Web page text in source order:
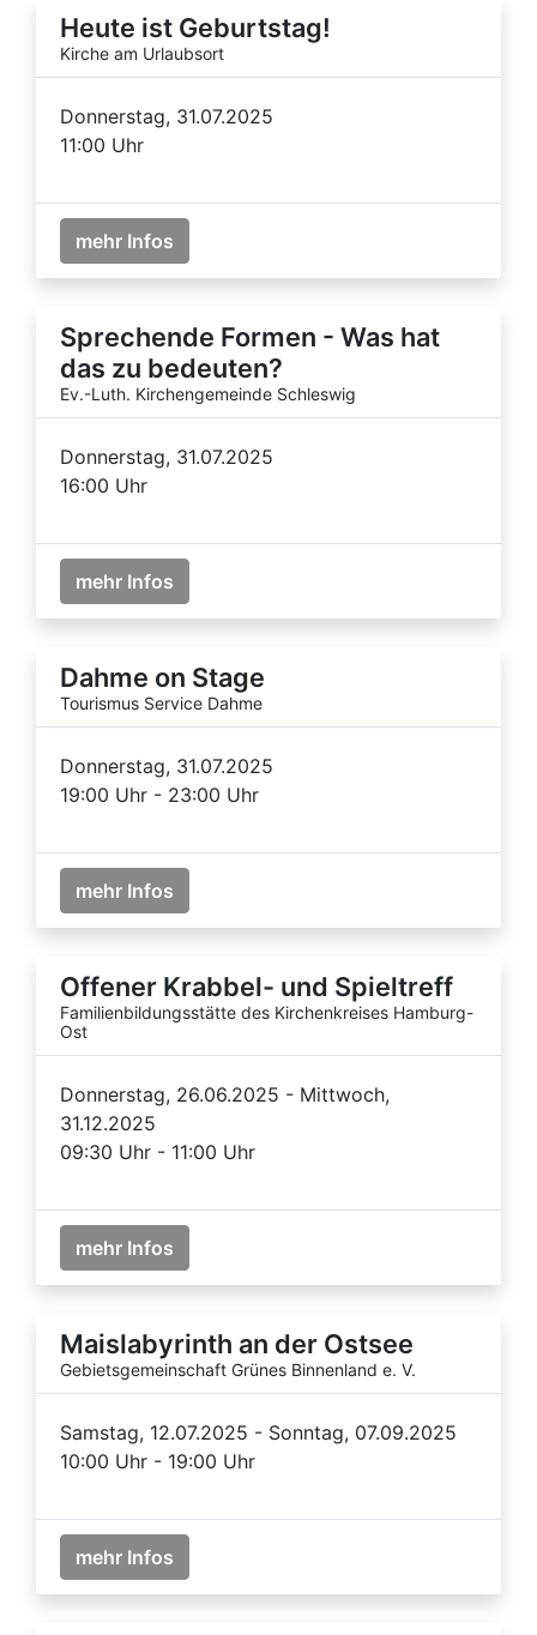
Heute ist Geburtstag!
Kirche am Urlaubsort
Donnerstag, 31.07.2025
11:00 Uhr
mehr Infos
Sprechende Formen - Was hat
das zu bedeuten?
Ev.-Luth. Kirchengemeinde Schleswig
Donnerstag, 31.07.2025
16:00 Uhr
mehr Infos
Dahme on Stage
Tourismus Service Dahme
Donnerstag, 31.07.2025
19:00 Uhr - 23:00 Uhr
mehr Infos
Offener Krabbel- und Spieltreff
Familienbildungsstätte des Kirchenkreises Hamburg-
Ost
Donnerstag, 26.06.2025 - Mittwoch,
31.12.2025
09:30 Uhr - 11:00 Uhr
mehr Infos
Maislabyrinth an der Ostsee
Gebietsgemeinschaft Grünes Binnenland e. V.
Samstag, 12.07.2025 - Sonntag, 07.09.2025
10:00 Uhr - 19:00 Uhr
mehr Infos